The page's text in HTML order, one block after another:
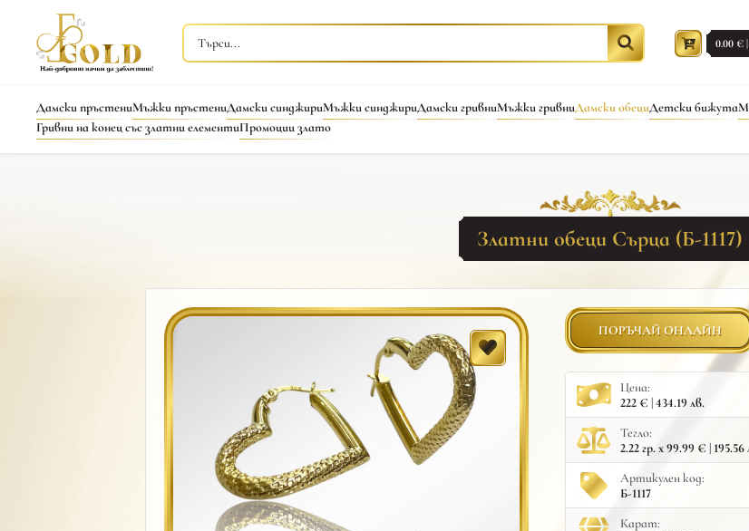
0.00 €
Дамски пръстениМъжки пръстениДамски синджириМъжки синджириДамски гривниМъжки гривниДамски обециДетски бижута
Гривни на конец със златни елементиПромоции злато
Златни обеци Сърца (Б-1117)
ПОРЪЧАЙ ОНЛАЙН
Цена:
222 € | 434.19 лв.
Тегло:
2.22 гр. x 99.99 € | 195.56
Артикулен код:
Б-1117
Карат: